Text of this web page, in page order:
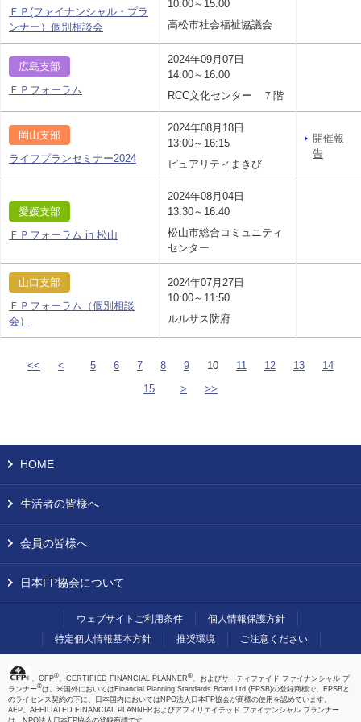
ＦＰ(ファイナンシャル・プラ
ンナー）個別相談会
10:00～15:00
高松市社会福祉協議会
広島支部
ＦＰフォーラム
2024年09月07日
14:00～16:00
RCC文化センター ７階
岡山支部
ライフプランセミナー2024
2024年08月18日
13:00～16:15
ピュアリティまきび
開催報
告
愛媛支部
ＦＰフォーラム in 松山
2024年08月04日
13:30～16:40
松山市総合コミュニティ
センター
山口支部
ＦＰフォーラム（個別相談
会）
2024年07月27日
10:00～11:50
ルルサス防府
<< < 5 6 7 8 9 10 11 12 13
14
15
> >>
HOME
生活者の皆様へ
会員の皆様へ
日本FP協会について
ウェブサイトご利用条件
個人情報保護方針
特定個人情報基本方針
推奨環境 ご注意ください
、CFP®、CERTIFIED FINANCIAL PLANNER®、およびサーティファイド ファイナンシャル プ
ランナー®は、米国外においてはFinancial Planning Standards Board Ltd.(FPSB)の登録商標で、FPSBと
のライセンス契約の下に、日本国内においてはNPO法人日本FP協会が商標の使用を認めています。
AFP、AFFILIATED FINANCIAL PLANNERおよびアフィリエイテッド ファイナンシャル プランナー
は、NPO法人日本FP協会の登録商標です。